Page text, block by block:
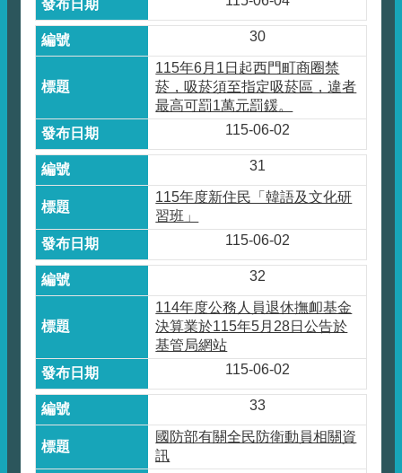
30
115年6月1日起西門町商圈禁
菸，吸菸須至指定吸菸區，違者
最高可罰1萬元罰鍰。
115-06-02
31
115年度新住民「韓語及文化研
習班」
115-06-02
32
114年度公務人員退休撫卹基金
決算業於115年5月28日公告於
基管局網站
115-06-02
33
國防部有關全民防衛動員相關資
訊